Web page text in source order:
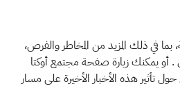
في ذلك المزيد من المخاطر والفرص،
. أو يمكنك زيارة صفحة مجتمع أوكتا
حول تأثير هذه الأخبار الأخيرة على مسار